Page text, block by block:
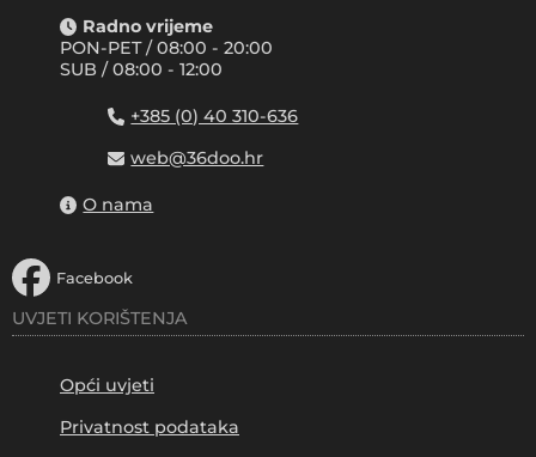
Radno vrijeme
PON-PET / 08:00 - 20:00
SUB / 08:00 - 12:00
+385 (0) 40 310-636
web@36doo.hr
O nama
Facebook
UVJETI KORIŠTENJA
Opći uvjeti
Privatnost podataka